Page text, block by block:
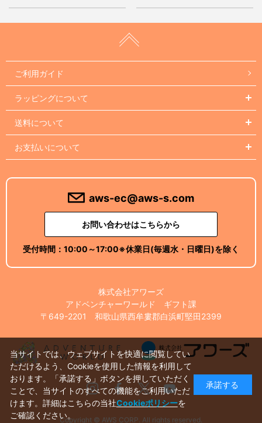
ご利用ガイド
ラッピングについて
送料について
お支払いについて
aws-ec@aws-s.com
お問い合わせはこちらから
受付時間： 10:00～17:00※休業日(毎週水・日曜日)を除く
株式会社アワーズ
アドベンチャーワールド ギフト課
〒649-2201 和歌山県西牟婁郡白浜町堅田2399
InstagramFacebook
X Youtube
Copyright © AWS CORP. All rights reserved.
当サイトでは、ウェブサイトを快適に閲覧してい
ただけるよう、Cookieを使用した情報を利用して
おります。「承諾する」ボタンを押していただく
ことで、当サイトのすべての機能をご利用いただ
けます。詳細はこちらの当社Cookieポリシーを
ご確認ください。
承諾する